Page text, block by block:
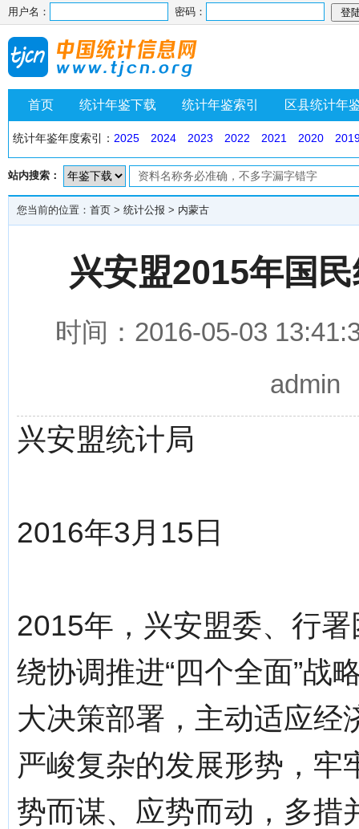
用户名： 密码：
首页 统计年鉴下载 统计年鉴索引 区县统计年
统计年鉴年度索引： 2025 2024 2023 2022 2021 2020
站内搜索：
您当前的位置： 首页 > 统计公报 > 内蒙古
兴安盟2015年国
时间：2016-05-03
admin
兴安盟统计局
2016年3月15日
2015年，兴安盟委、行
绕协调推进“四个全面”战
大决策部署，主动适应经
严峻复杂的发展形势，牢
势而谋、应势而动，多措